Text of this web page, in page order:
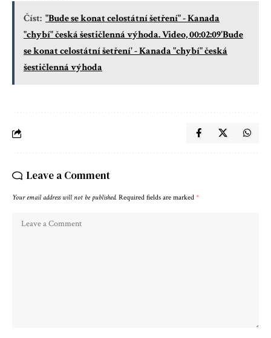
Číst: "Bude se konat celostátní šetření" - Kanada
"chybí" česká šestičlenná výhoda. Video, 00:02:09'Bude
se konat celostátní šetření' - Kanada "chybí" česká
šestičlenná výhoda
Leave a Comment
Your email address will not be published. Required fields are marked *